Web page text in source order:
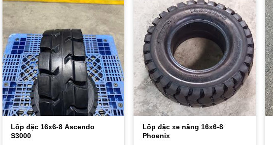
Lốp đặc 16x6-8 Ascendo
S3000
Lốp đặc xe nâng 16x6-8
Phoenix